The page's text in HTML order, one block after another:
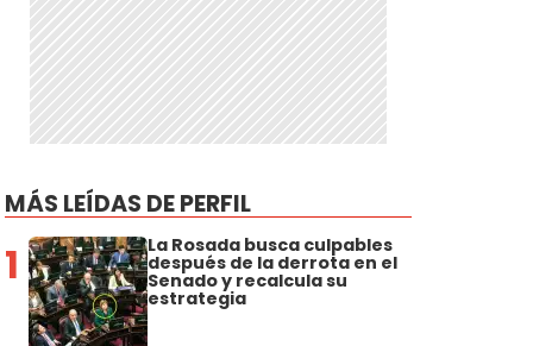
MÁS LEÍDAS DE PERFIL
1 La Rosada busca culpables
después de la derrota en el
Senado y recalcula su
estrategia